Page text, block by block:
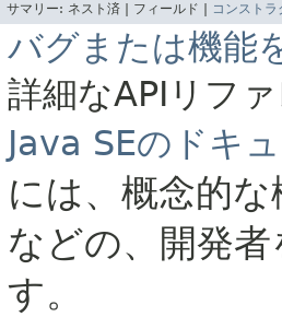
サマリー: ネスト済 | フィールド | コンストラ
バグまたは機能
詳細なAPIリフ
Java SEのドキ
には、概念的
などの、開発
す。